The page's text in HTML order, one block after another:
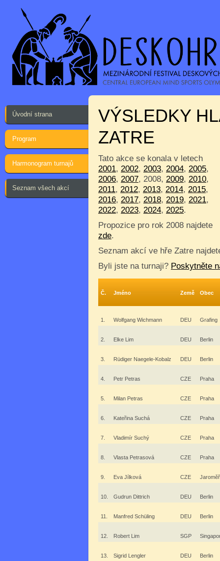
Úvodní strana
Program
Harmonogram turnajů
Seznam všech akcí
VÝSLEDKY
ZATRE
Tato akce se konala v letech
2001, 2002, 2003, 2004, 2005,
2006, 2007, 2008, 2009, 2010,
2011, 2012, 2013, 2014, 2015,
2016, 2017, 2018, 2019, 2021,
2022, 2023, 2024, 2025.
Propozice pro rok 2008 najdete
zde.
Seznam akcí ve hře Zatre
Byli jste na turnaji? Poskytněte
Č. Jméno Země Obec
1. Wolfgang Wichmann DEU Grafing
2. Elke Lim DEU Berlin
3. Rüdiger Naegele-Kobalz DEU Berlin
4. Petr Petras CZE Praha
5. Milan Petras CZE Praha
6. Kateřina Suchá CZE Praha
7. Vladimír Suchý CZE Praha
8. Vlasta Petrasová CZE Praha
9. Eva Jílková CZE Jaroměř
10. Gudrun Dittrich DEU Berlin
11. Manfred Schüling DEU Berlin
12. Robert Lim SGP
13. Sigrid Lengler DEU Berlin